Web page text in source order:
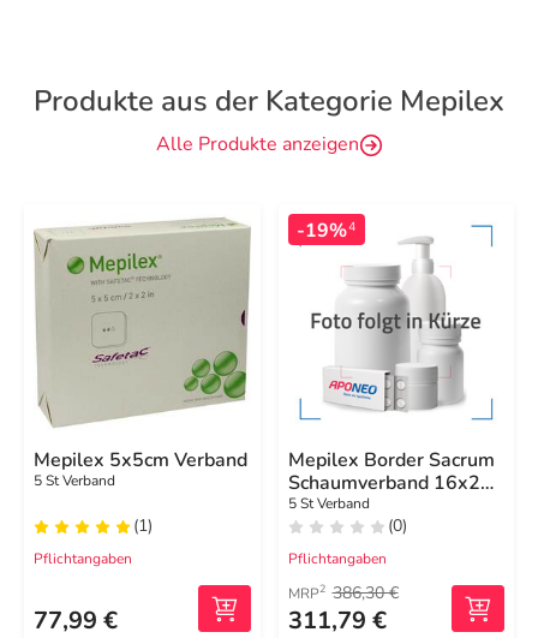
Produkte aus der Kategorie Mepilex
Alle Produkte anzeigen
Mepilex 5x5cm Verband
5 St Verband
(1)
Pflichtangaben
77,99 €
-19%4
Mepilex Border Sacrum
Schaumverband 16x20
cm steril
5 St Verband
(0)
Pflichtangaben
MRP2 386,30 €
311,79 €